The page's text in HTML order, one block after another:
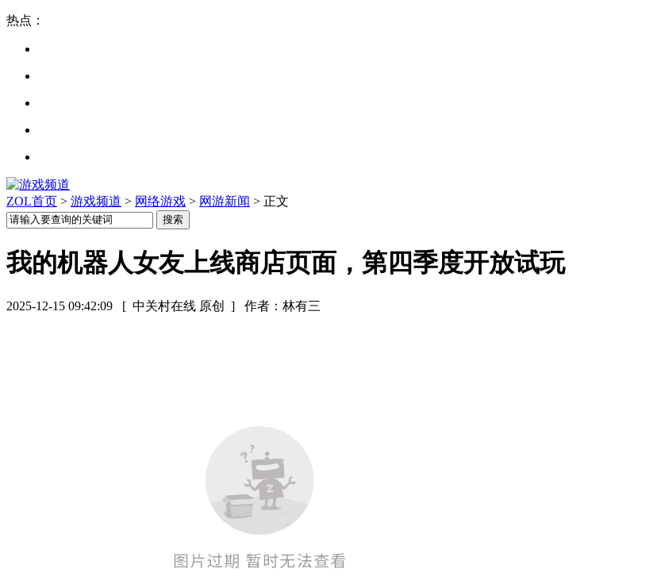
热点：
ZOL首页 > 游戏频道 > 网络游戏 > 网游新闻 > 正文
我的机器人女友上线商店页面，第四季度开放试玩
2025-12-15 09:42:09 [ 中关村在线 原创 ] 作者：林有三